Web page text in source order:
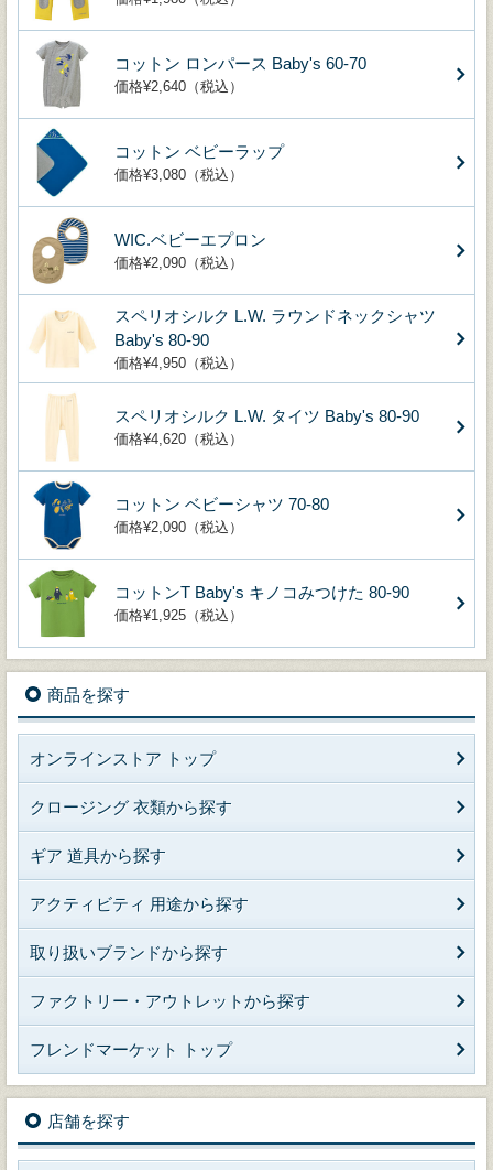
コットン ロンパース Baby's 60-70
価格¥2,640（税込）
コットン ベビーラップ
価格¥3,080（税込）
WIC.ベビーエプロン
価格¥2,090（税込）
スペリオシルク L.W. ラウンドネックシャツ
Baby's 80-90
価格¥4,950（税込）
スペリオシルク L.W. タイツ Baby's 80-90
価格¥4,620（税込）
コットン ベビーシャツ 70-80
価格¥2,090（税込）
コットンT Baby's キノコみつけた 80-90
価格¥1,925（税込）
商品を探す
オンラインストア トップ
クロージング 衣類から探す
ギア 道具から探す
アクティビティ 用途から探す
取り扱いブランドから探す
ファクトリー・アウトレットから探す
フレンドマーケット トップ
店舗を探す